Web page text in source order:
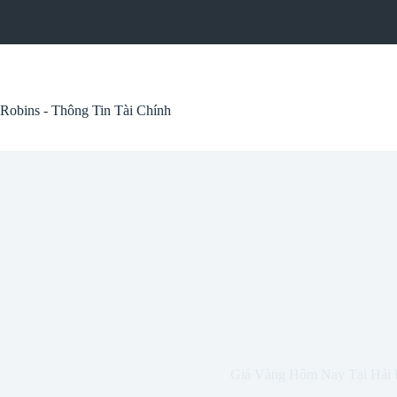
Robins - Thông Tin Tài Chính